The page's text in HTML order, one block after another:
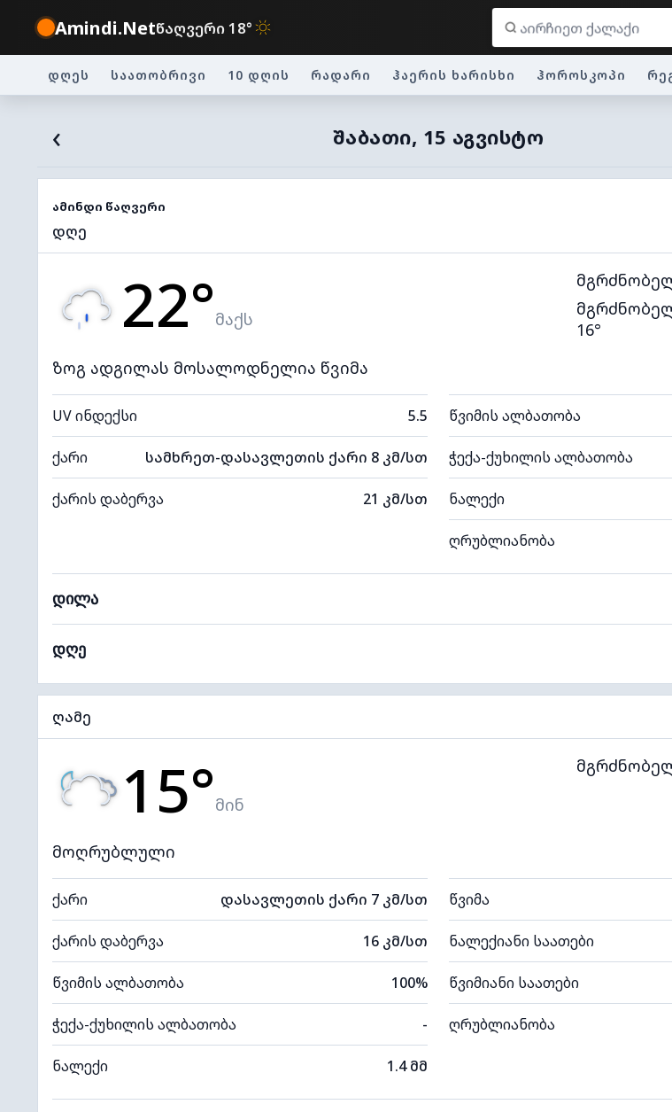
Amindi.Netწაღვერი 18°
დღეს საათობრივი 10 დღის რადარი ჰაერის ხარისხი ჰოროსკოპი
‹ ᲨᲐᲑᲐᲗᲘ, 15 ᲐᲒᲕᲘᲡᲢᲝ
ამინდი წაღვერი
დღე
22°მაქს
16°
ზოგ ადგილას მოსალოდნელია წვიმა
UV ინდექსი 5.5
ქარი სამხრეთ-დასავლეთის ქარი 8 კმ/სთ
ქარის დაბერვა 21 კმ/სთ
წვიმის ალბათობა
ჭექა-ქუხილის ალბათობა
ნალექი
ღრუბლიანობა
დილა
დღე
ღამე
15°მინ
მოღრუბლული
ქარი დასავლეთის ქარი 7 კმ/სთ
ქარის დაბერვა 16 კმ/სთ
წვიმის ალბათობა 100%
ჭექა-ქუხილის ალბათობა -
ნალექი 1.4 მმ
წვიმა
ნალექიანი საათები
წვიმიანი საათები
ღრუბლიანობა